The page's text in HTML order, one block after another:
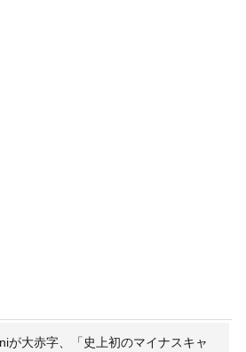
が大赤字、「史上初のマイナスキャ